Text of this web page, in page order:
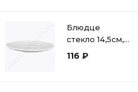
Блюдце
стекло 14,5см,
Luminarc,
116 ₽